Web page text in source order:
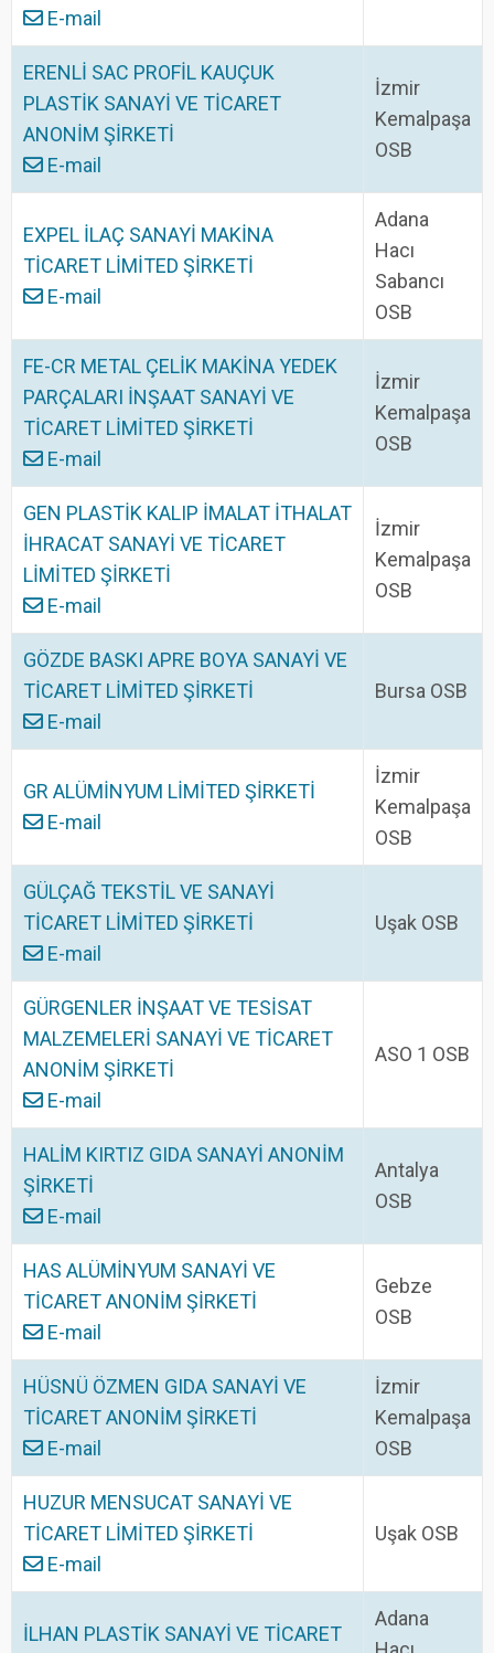
E-mail
ERENLİ SAC PROFİL KAUÇUK
PLASTİK SANAYİ VE TİCARET
ANONİM ŞİRKETİ
E-mail
İzmir
Kemalpaşa
OSB
EXPEL İLAÇ SANAYİ MAKİNA
TİCARET LİMİTED ŞİRKETİ
E-mail
Adana
Hacı
Sabancı
OSB
FE-CR METAL ÇELİK MAKİNA YEDEK
PARÇALARI İNŞAAT SANAYİ VE
TİCARET LİMİTED ŞİRKETİ
E-mail
İzmir
Kemalpaşa
OSB
GEN PLASTİK KALIP İMALAT İTHALAT
İHRACAT SANAYİ VE TİCARET
LİMİTED ŞİRKETİ
E-mail
İzmir
Kemalpaşa
OSB
GÖZDE BASKI APRE BOYA SANAYİ VE
TİCARET LİMİTED ŞİRKETİ
E-mail
Bursa OSB
GR ALÜMİNYUM LİMİTED ŞİRKETİ
E-mail
İzmir
Kemalpaşa
OSB
GÜLÇAĞ TEKSTİL VE SANAYİ
TİCARET LİMİTED ŞİRKETİ
E-mail
Uşak OSB
GÜRGENLER İNŞAAT VE TESİSAT
MALZEMELERİ SANAYİ VE TİCARET
ANONİM ŞİRKETİ
E-mail
ASO 1 OSB
HALİM KIRTIZ GIDA SANAYİ ANONİM
ŞİRKETİ
E-mail
Antalya
OSB
HAS ALÜMİNYUM SANAYİ VE
TİCARET ANONİM ŞİRKETİ
E-mail
Gebze
OSB
HÜSNÜ ÖZMEN GIDA SANAYİ VE
TİCARET ANONİM ŞİRKETİ
E-mail
İzmir
Kemalpaşa
OSB
HUZUR MENSUCAT SANAYİ VE
TİCARET LİMİTED ŞİRKETİ
E-mail
Uşak OSB
İLHAN PLASTİK SANAYİ VE TİCARET
Adana